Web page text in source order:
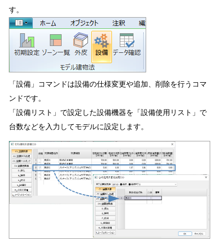
す。
「設備」コマンドは設備の仕様変更や追加、削除を行うコマ
ンドです。
「設備リスト」で設定した設備機器を「設備使用リスト」で
台数などを入力してモデルに設定します。